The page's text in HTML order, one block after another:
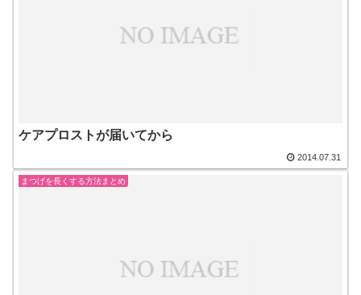
ケアプロストが届いてから
2014.07.31
まつげを長くする方法まとめ